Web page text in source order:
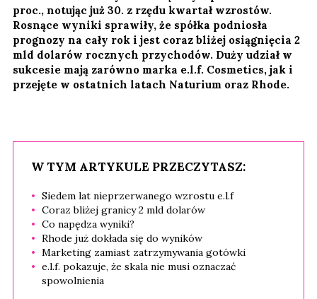
proc., notując już 30. z rzędu kwartał wzrostów.
Rosnące wyniki sprawiły, że spółka podniosła
prognozy na cały rok i jest coraz bliżej osiągnięcia 2
mld dolarów rocznych przychodów. Duży udział w
sukcesie mają zarówno marka e.l.f. Cosmetics, jak i
przejęte w ostatnich latach Naturium oraz Rhode.
W TYM ARTYKULE PRZECZYTASZ:
Siedem lat nieprzerwanego wzrostu e.l.f
Coraz bliżej granicy 2 mld dolarów
Co napędza wyniki?
Rhode już dokłada się do wyników
Marketing zamiast zatrzymywania gotówki
e.l.f. pokazuje, że skala nie musi oznaczać
spowolnienia